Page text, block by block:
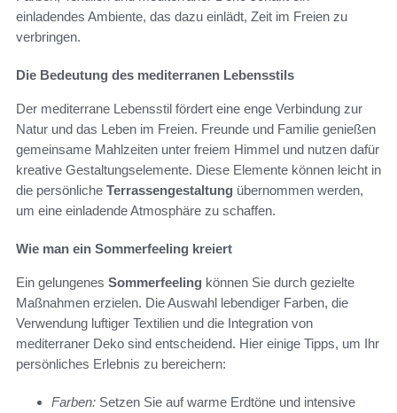
einladendes Ambiente, das dazu einlädt, Zeit im Freien zu
verbringen.
Die Bedeutung des mediterranen Lebensstils
Der mediterrane Lebensstil fördert eine enge Verbindung zur
Natur und das Leben im Freien. Freunde und Familie genießen
gemeinsame Mahlzeiten unter freiem Himmel und nutzen dafür
kreative Gestaltungselemente. Diese Elemente können leicht in
die persönliche Terrassengestaltung übernommen werden,
um eine einladende Atmosphäre zu schaffen.
Wie man ein Sommerfeeling kreiert
Ein gelungenes Sommerfeeling können Sie durch gezielte
Maßnahmen erzielen. Die Auswahl lebendiger Farben, die
Verwendung luftiger Textilien und die Integration von
mediterraner Deko sind entscheidend. Hier einige Tipps, um Ihr
persönliches Erlebnis zu bereichern:
Farben: Setzen Sie auf warme Erdtöne und intensive